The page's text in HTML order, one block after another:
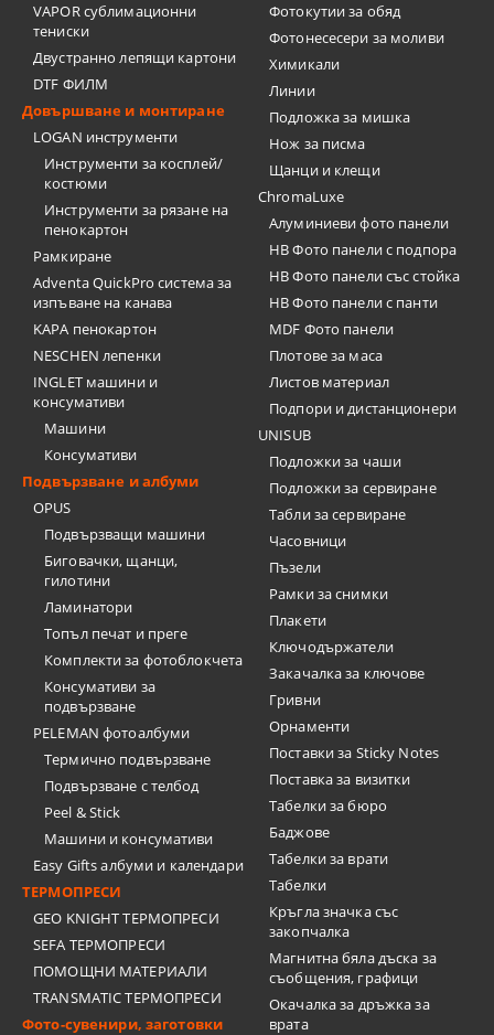
VAPOR сублимационни
тениски
Двустранно лепящи картони
DTF ФИЛМ
Довършване и монтиране
LOGAN инструменти
Инструменти за косплей/
костюми
Инструменти за рязане на
пенокартон
Рамкиране
Adventa QuickPro система за
изпъване на канава
KAPA пенокартон
NESCHEN лепенки
INGLET машини и
консумативи
Машини
Консумативи
Подвързване и албуми
OPUS
Подвързващи машини
Биговачки, щанци,
гилотини
Ламинатори
Топъл печат и преге
Комплекти за фотоблокчета
Консумативи за
подвързване
PELEMAN фотоалбуми
Термично подвързване
Подвързване с телбод
Peel & Stick
Машини и консумативи
Easy Gifts албуми и календари
ТЕРМОПРЕСИ
GEO KNIGHT ТЕРМОПРЕСИ
SEFA ТЕРМОПРЕСИ
ПОМОЩНИ МАТЕРИАЛИ
TRANSMATIC ТЕРМОПРЕСИ
Фото-сувенири, заготовки
Фотокутии за обяд
Фотонесесери за моливи
Химикали
Линии
Подложка за мишка
Нож за писма
Щанци и клещи
ChromaLuxe
Алуминиеви фото панели
HB Фото панели с подпора
HB Фото панели със стойка
HB Фото панели с панти
MDF Фото панели
Плотове за маса
Листов материал
Подпори и дистанционери
UNISUB
Подложки за чаши
Подложки за сервиране
Табли за сервиране
Часовници
Пъзели
Рамки за снимки
Плакети
Ключодържатели
Закачалка за ключове
Гривни
Орнаменти
Поставки за Sticky Notes
Поставка за визитки
Tабелки за бюро
Баджове
Табелки за врати
Табелки
Кръгла значка със
закопчалка
Магнитна бяла дъска за
съобщения, графици
Окачалка за дръжка за
врата